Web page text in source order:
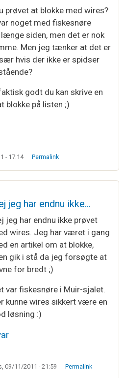
prøvet at blokke med wires?
noget med fiskesnøre
siden, men det er nok
Men jeg tænker at det er
hvis der ikke er spidser
godt du kan skrive en
blokke på listen ;)
- 17:14 Permalink
jeg har endnu ikke…
jeg har endnu ikke prøvet
wires. Jeg har været i gang
en artikel om at blokke,
gik i stå da jeg forsøgte at
for bredt ;)
var fiskesnøre i Muir-sjalet.
kunne wires sikkert være en
løsning :)
09/11/2011 - 21:59 Permalink